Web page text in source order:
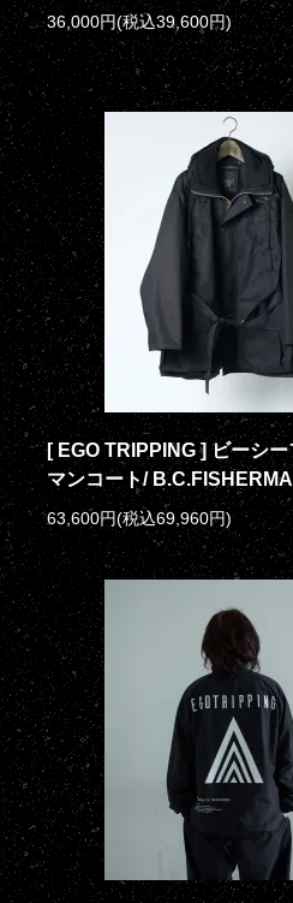
36,000円(税込39,600円)
[ EGO TRIPPING ] ビーシ
マンコート/
63,600円(税込69,960円)